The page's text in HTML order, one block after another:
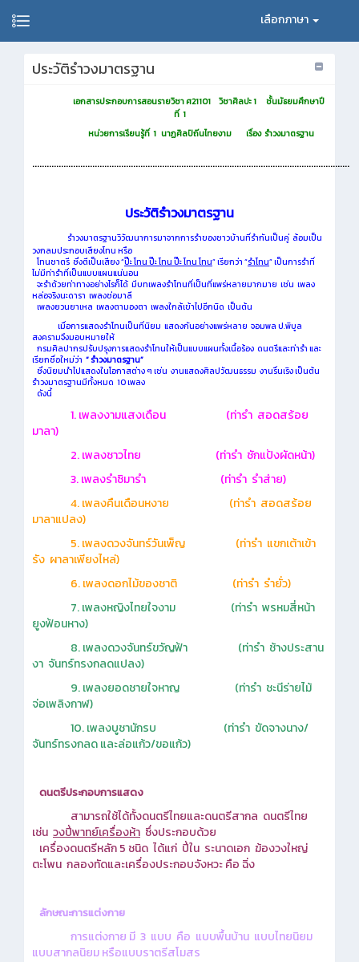
เลือกภาษา
ประวัติรำวงมาตรฐาน
เอกสารประกอบการสอนรายวิชา ศ21101 วิชาศิลปะ 1
ชั้นมัธยมศึกษาปี
ที่ 1
หน่วยการเรียนรู้ที่ 1 นาฏศิลป์ถิ่นไทยงาม เรื่อง รำวงมาตรฐาน
....................................................................................................................................
ประวัติรำวงมาตรฐาน
รำวงมาตรฐานวิวัฒนาการมาจากการรำของชาวบ้านที่รำกันเป็นคู่ ล้อมเป็น
วงกลมประกอบเสียงโทน หรือ
โทนชาตรี ซึ่งตีเป็นเสียง “ป๊ะโทน ป๊ะโทน ป๊ะโทน โทน” เรียกว่า “รำโทน” เป็นการรำที่
ไม่มีท่ารำที่เป็นแบบแผนแน่นอน
จะรำด้วยท่าทางอย่างไรก็ได้ มีบทเพลงรำโทนที่เป็นที่แพร่หลายมากมาย เช่น เพลง
หล่อจริงนะดารา เพลงช่อมาลี
เพลงยวนยาเหล เพลงตามองตา เพลงใกล้เข้าไปอีกนิด เป็นต้น
เมื่อการแสดงรำโทนเป็นที่นิยม แสดงกันอย่างแพร่หลาย จอมพล ป.พิบูล
สงครามจึงมอบหมายให้
กรมศิลปากรปรับปรุงการแสดงรำโทนให้เป็นแบบแผนทั้งเนื้อร้อง ดนตรีและท่ารำ และ
เรียกชื่อใหม่ว่า “ รำวงมาตรฐาน”
ซึ่งนิยมนำไปแสดงในโอกาสต่าง ๆ เช่น งานแสดงศิลปวัฒนธรรม งานรื่นเริง เป็นต้น
รำวงมาตรฐานมีทั้งหมด 10 เพลง
ดังนี้
1. เพลงงามแสงเดือน (ท่ารำ สอดสร้อย
มาลา)
2. เพลงชาวไทย (ท่ารำ ชักแป้งผัดหน้า)
3. เพลงรำซิมารำ
(ท่ารำ รำส่าย)
4. เพลงคืนเดือนหงาย (ท่ารำ สอดสร้อย
มาลาแปลง)
5. เพลงดวงจันทร์วันเพ็ญ (ท่ารำ แขกเต้าเข้า
รัง ผาลาเพียงไหล่)
6. เพลงดอกไม้ของชาติ
(ท่ารำ รำยั่ว)
7. เพลงหญิงไทยใจงาม
(ท่ารำ พรหมสี่หน้า
ยูงฟ้อนหาง)
8. เพลงดวงจันทร์ขวัญฟ้า
(ท่ารำ ช้างประสาน
งา จันทร์ทรงกลดแปลง)
9. เพลงยอดชายใจหาญ
(ท่ารำ ชะนีร่ายไม้
จ่อเพลิงกาฬ)
10. เพลงบูชานักรบ
(ท่ารำ ขัดจางนาง/
จันทร์ทรงกลด และล่อแก้ว/ขอแก้ว)
ดนตรีประกอบการแสดง
สามารถใช้ได้ทั้งดนตรีไทยและดนตรีสากล ดนตรีไทย
เช่น วงปี่พาทย์เครื่องห้า ซึ่งประกอบด้วย
เครื่องดนตรีหลัก 5 ชนิด ได้แก่ ปี่ใน ระนาดเอก ฆ้องวงใหญ่
ตะโพน กลองทัดและเครื่องประกอบจังหวะ คือ ฉิ่ง
ลักษณะการแต่งกาย
การแต่งกาย มี 3 แบบ คือ แบบพื้นบ้าน แบบไทยนิยม
แบบสากลนิยม หรือแบบราตรีสโมสร